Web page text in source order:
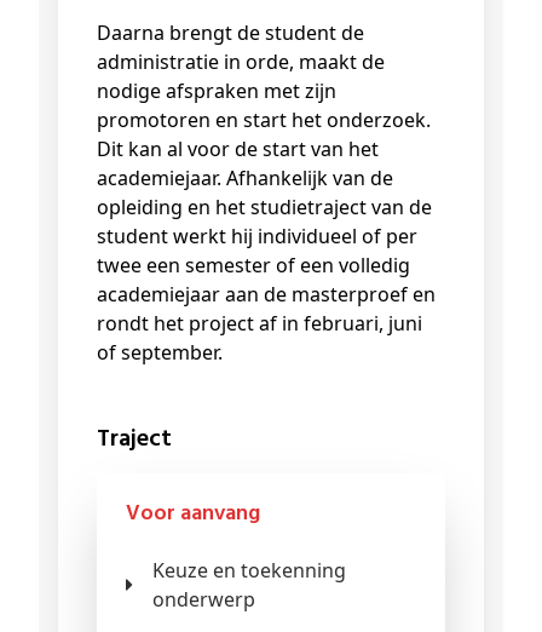
Daarna brengt de student de
administratie in orde, maakt de
nodige afspraken met zijn
promotoren en start het onderzoek.
Dit kan al voor de start van het
academiejaar. Afhankelijk van de
opleiding en het studietraject van de
student werkt hij individueel of per
twee een semester of een volledig
academiejaar aan de masterproef en
rondt het project af in februari, juni
of september.
Traject
Voor aanvang
Keuze en toekenning
onderwerp